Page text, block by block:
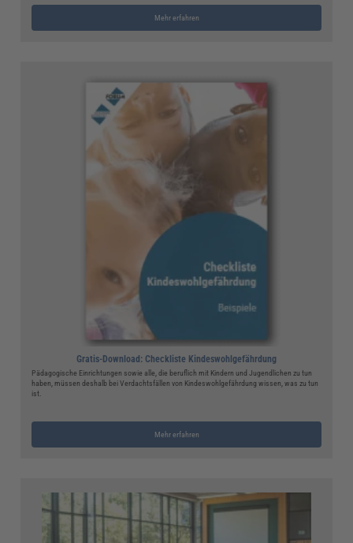
Mehr erfahren
Gratis-Download: Checkliste Kindeswohlgefährdung
Pädagogische Einrichtungen sowie alle, die beruflich mit Kindern und Jugendlichen zu tun
haben, müssen deshalb bei Verdachtsfällen von Kindeswohlgefährdung wissen, was zu tun
ist.
Mehr erfahren